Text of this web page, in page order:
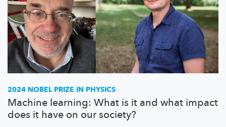
2024 NOBEL PRIZE IN PHYSICS
Machine learning: What is it and what impact
does it have on our society?